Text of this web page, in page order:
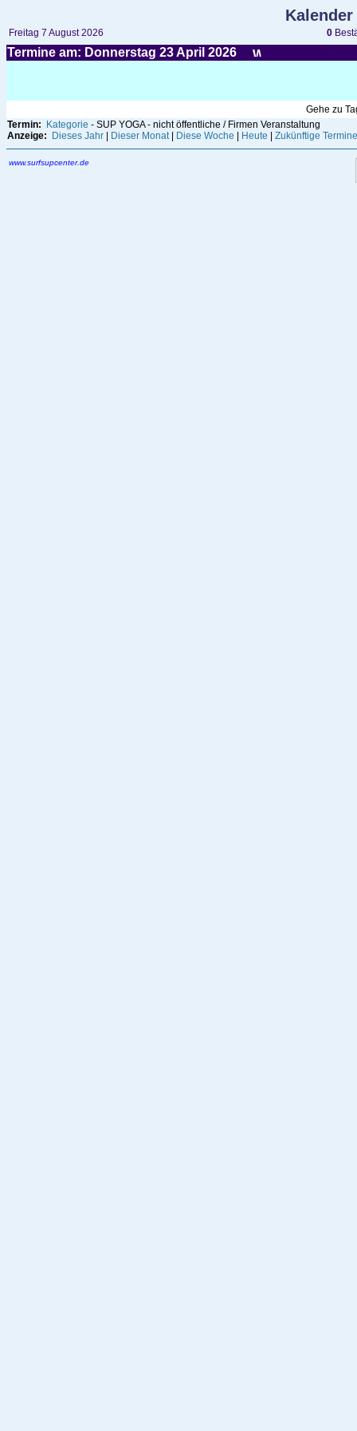
Freitag 7 August 2026 0
Termine am: Donnerstag 23April 2026
Gehe zu
Termin:
Kategorie - SUP YOGA - nicht öffentliche / Firmen Veranstaltung
Anzeige:
Dieses Jahr Dieser Monat| Diese Woche Heute Zukünftige Termine
www.surfsupcenter.de